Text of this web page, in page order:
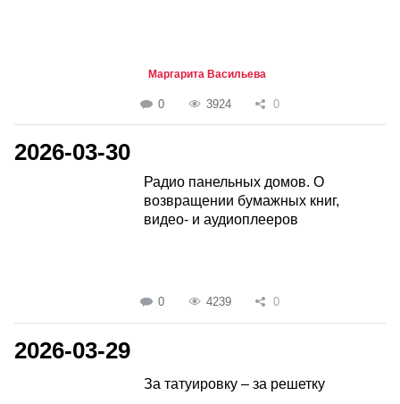
Маргарита Васильева
0 3924 0
2026-03-30
Радио панельных домов. О
возвращении бумажных книг,
видео- и аудиоплееров
0 4239 0
2026-03-29
За татуировку – за решетку